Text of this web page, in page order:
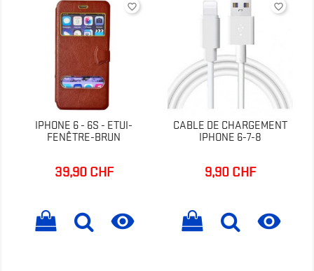
IPHONE 6 - 6S - ETUI-
FENÊTRE-BRUN
Prix
39,90 CHF

favorite_border
CABLE DE CHARGEMENT
IPHONE 6-7-8
Prix
9,90 CHF

favorite_border